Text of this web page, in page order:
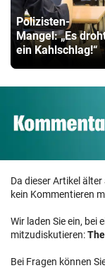
Polizisten-
Mangel: „Es
ein Kahlschlag!“
Da dieser Artikel
kein Kommentieren
Wir laden Sie ein, bei
mitzudiskutieren:
Bei Fragen können